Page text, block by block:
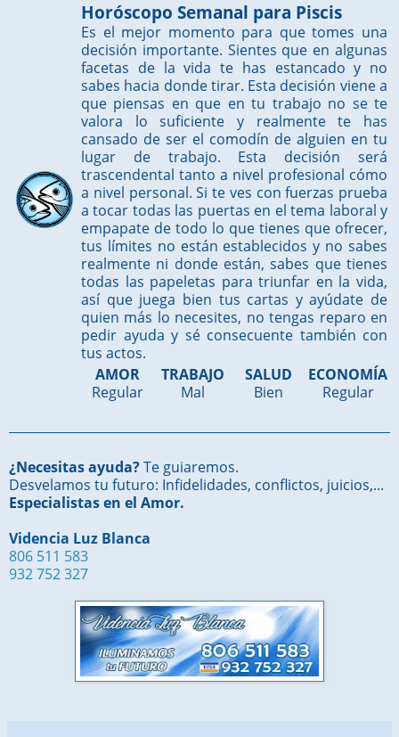
Horóscopo Semanal para Piscis
Es el mejor momento para que tomes una
decisión importante. Sientes que en algunas
facetas de la vida te has estancado y no
sabes hacia donde tirar. Esta decisión viene a
que piensas en que en tu trabajo no se te
valora lo suficiente y realmente te has
cansado de ser el comodín de alguien en tu
lugar de trabajo. Esta decisión será
trascendental tanto a nivel profesional cómo
a nivel personal. Si te ves con fuerzas prueba
a tocar todas las puertas en el tema laboral y
empapate de todo lo que tienes que ofrecer,
tus límites no están establecidos y no sabes
realmente ni donde están, sabes que tienes
todas las papeletas para triunfar en la vida,
así que juega bien tus cartas y ayúdate de
quien más lo necesites, no tengas reparo en
pedir ayuda y sé consecuente también con
tus actos.
AMOR
Regular
TRABAJO
Mal
SALUD
Bien
ECONOMÍA
Regular
¿Necesitas ayuda?Te guiaremos.
Desvelamos tu futuro: Infidelidades, conflictos, juicios,...
Especialistas en el Amor.
Videncia Luz Blanca
806 511 583
932 752 327